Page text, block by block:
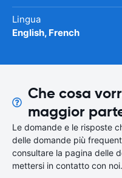
Lingua
English, French
Che cosa
maggior
Le domande e le risposte
delle domande più
consultare la pagina delle
mettersi in contatto con noi.